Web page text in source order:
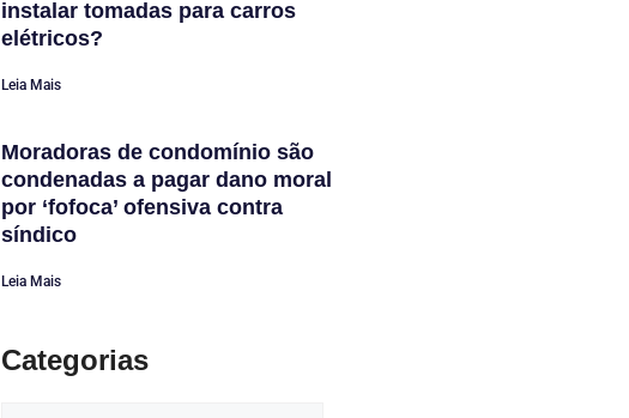
instalar tomadas para carros
elétricos?
Leia Mais
Moradoras de condomínio são
condenadas a pagar dano moral
por ‘fofoca’ ofensiva contra
síndico
Leia Mais
Categorias